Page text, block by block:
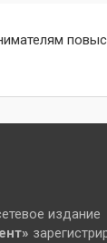
издание